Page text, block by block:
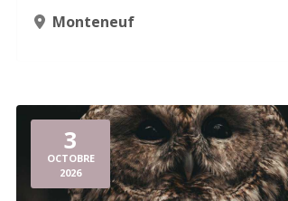
Monteneuf
3
OCTOBRE
2026